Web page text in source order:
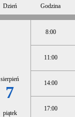
Dzień Godzina
sierpień
7
piątek
8:00
11:00
14:00
17:00